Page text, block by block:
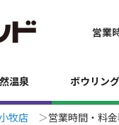
営業
温泉 ボウリング
牧店 営業時間・料